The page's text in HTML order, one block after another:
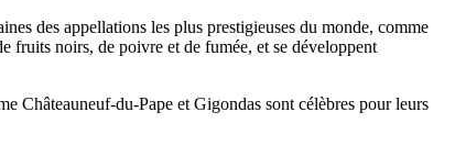
des appellations les plus prestigieuses du monde, comme
fruits noirs, de poivre et de fumée, et se développent
Châteauneuf-du-Pape et Gigondas sont célèbres pour leurs